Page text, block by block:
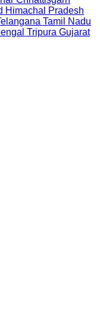
Himachal Pradesh
Tamil Nadu
Tripura Gujarat